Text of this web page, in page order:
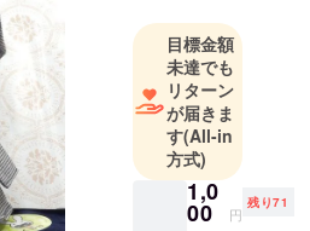
目標金額
未達でも
リターン
が届きま
す(All-in
方式)
1,0
00 円
残り71